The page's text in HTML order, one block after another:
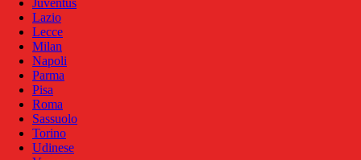
Juventus
Lazio
Lecce
Milan
Napoli
Parma
Pisa
Roma
Sassuolo
Torino
Udinese